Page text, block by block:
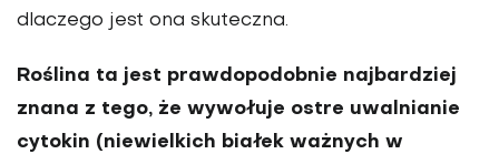
dlaczego jest ona skuteczna.
Roślina ta jest prawdopodobnie najbardziej
znana z tego, że wywołuje ostre uwalnianie
cytokin (niewielkich białek ważnych w